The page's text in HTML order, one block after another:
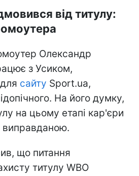
від титулу:
Олександр
з Усиком,
сайту Sport.ua,
На його думку,
на цьому етапі кар'єри
виправданою.
що питання
титулу WBO